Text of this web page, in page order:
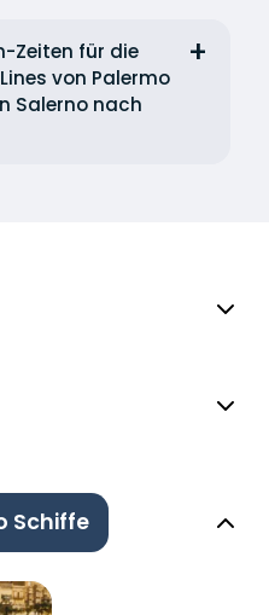
Zeiten für die
von Palermo
Salerno nach
Schiffe